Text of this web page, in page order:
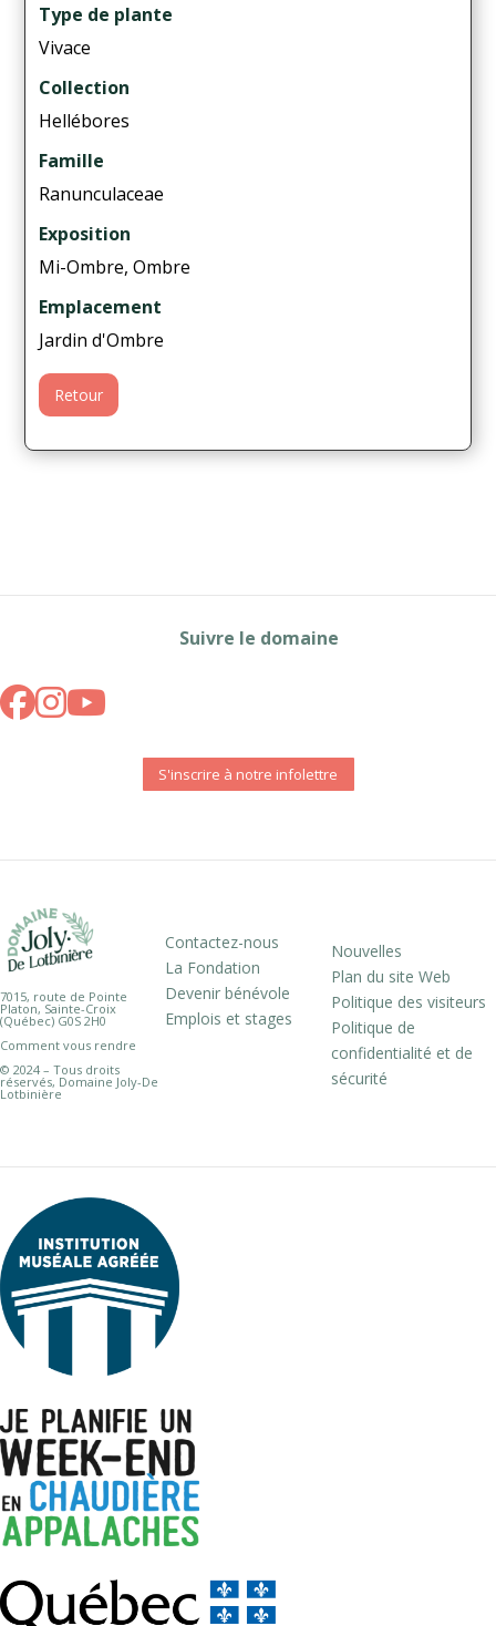
Type de plante
Vivace
Collection
Hellébores
Famille
Ranunculaceae
Exposition
Mi-Ombre, Ombre
Emplacement
Jardin d'Ombre
Retour
Suivre le domaine
S'inscrire à notre infolettre
7015, route de Pointe
Platon, Sainte-Croix
(Québec) G0S 2H0
Comment vous rendre
© 2024 – Tous droits
réservés, Domaine Joly-De
Lotbinière
Contactez-nous
La Fondation
Devenir bénévole
Emplois et stages
Nouvelles
Plan du site Web
Politique des visiteurs
Politique de
confidentialité et de
sécurité